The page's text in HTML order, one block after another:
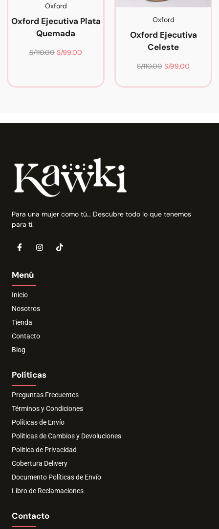
Oxford
Oxford Ejecutiva Plata
Quemada
S/110.00 S/99.00
Oxford
Oxford Ejecutiva
Celeste
S/110.00 S/99.00
Para una mujer como tú… Descubre todo lo que tenemos
para ti.
Menú
Inicio
Nosotros
Tienda
Contacto
Blog
Políticas
Preguntas Frecuentes
Términos y Condiciones
Políticas de Envío
Políticas de Cambios y Devoluciones
Política de Privacidad
Cobertura Delivery
Documento Políticas de Envío
Libro de Reclamaciones
Contacto